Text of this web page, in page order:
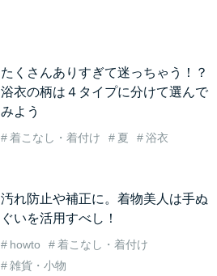
たくさんありすぎて迷っちゃう！？
浴衣の柄は４タイプに分けて選んで
みよう
着こなし・着付け 夏 浴衣
汚れ防止や補正に。着物美人は手ぬ
ぐいを活用すべし！
howto
着こなし・着付け
雑貨・小物